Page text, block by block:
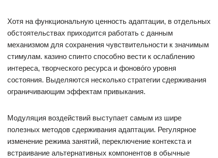
Хотя на функциональную ценность адаптации, в отдельных
обстоятельствах приходится работать с данным
механизмом для сохранения чувствительности к значимым
стимулам. казино спинто способно вести к ослаблению
интереса, творческого ресурса и фоново́го уровня
состояния. Выделяются несколько стратегии сдерживания
ограничивающим эффектам привыкания.
Модуляция воздействий выступает самым из шире
полезных методов сдерживания адаптации. Регулярное
изменение режима занятий, переключение контекста и
встраивание альтернативных компонентов в обычные